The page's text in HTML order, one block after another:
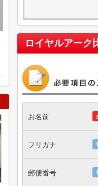
ロイヤルアーク
お名前
フリガナ
郵便番号